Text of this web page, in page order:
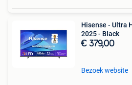
Hisense - Ultra Hd 4k Qled-tv 43 Inch
2025 - Black
€ 379,00
Bezoek website